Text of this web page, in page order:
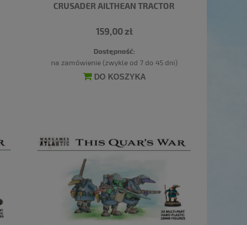
CRUSADER AILTHEAN TRACTOR
159,00 zł
Dostępność:
na zamówienie (zwykle od 7 do 45 dni)
DO KOSZYKA